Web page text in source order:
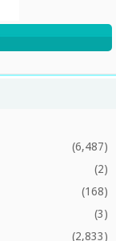
(6,487)
(2)
(168)
(3)
(2,833)